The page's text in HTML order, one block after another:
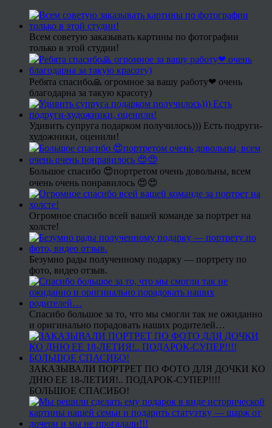
Всем советую заказывать картины по фотографии
только в этой студии!
Ребята спасибо🙏 огромное за вашу работу❤ очень
благодарна за такую красоту)
Удивить супруга подарком получилось))) Есть подруги-
художники, оценили!
Большое спасибо 😍портретом очень довольны, всем
очень очень понравилось 😍😍
Огромное спасибо всей вашей команде за портрет на
холсте!
Безумно рады полученному подарку — портрету по
фото, видео отзыв.
Спасибо большое за то, что мы смогли так не ожиданно
и оригинально порадовать наших родителей…
ЗАКАЗЫВАЛИ ПОРТРЕТ ПО ФОТО ДЛЯ ДОЧКИ КО
ДНЮ ЕЕ 18-ЛЕТИЯ!.. ПОДАРОК-СУПЕР!!!!
БОЛЬШОЕ СПАСИБО!